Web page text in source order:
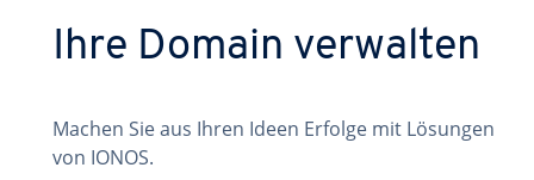
Ihre Domain verwalten
Machen Sie aus Ihren Ideen Erfolge mit Lösungen
von IONOS.